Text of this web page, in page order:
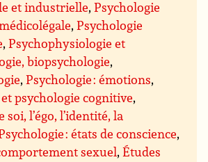
et industrielle,Psychologie
,Psychologie
,Psychophysiologie et
biopsychologie,
,Psychologie : émotions,
psychologie cognitive,
soi, l’égo, l’identité, la
: états de conscience,
sexuel,Études